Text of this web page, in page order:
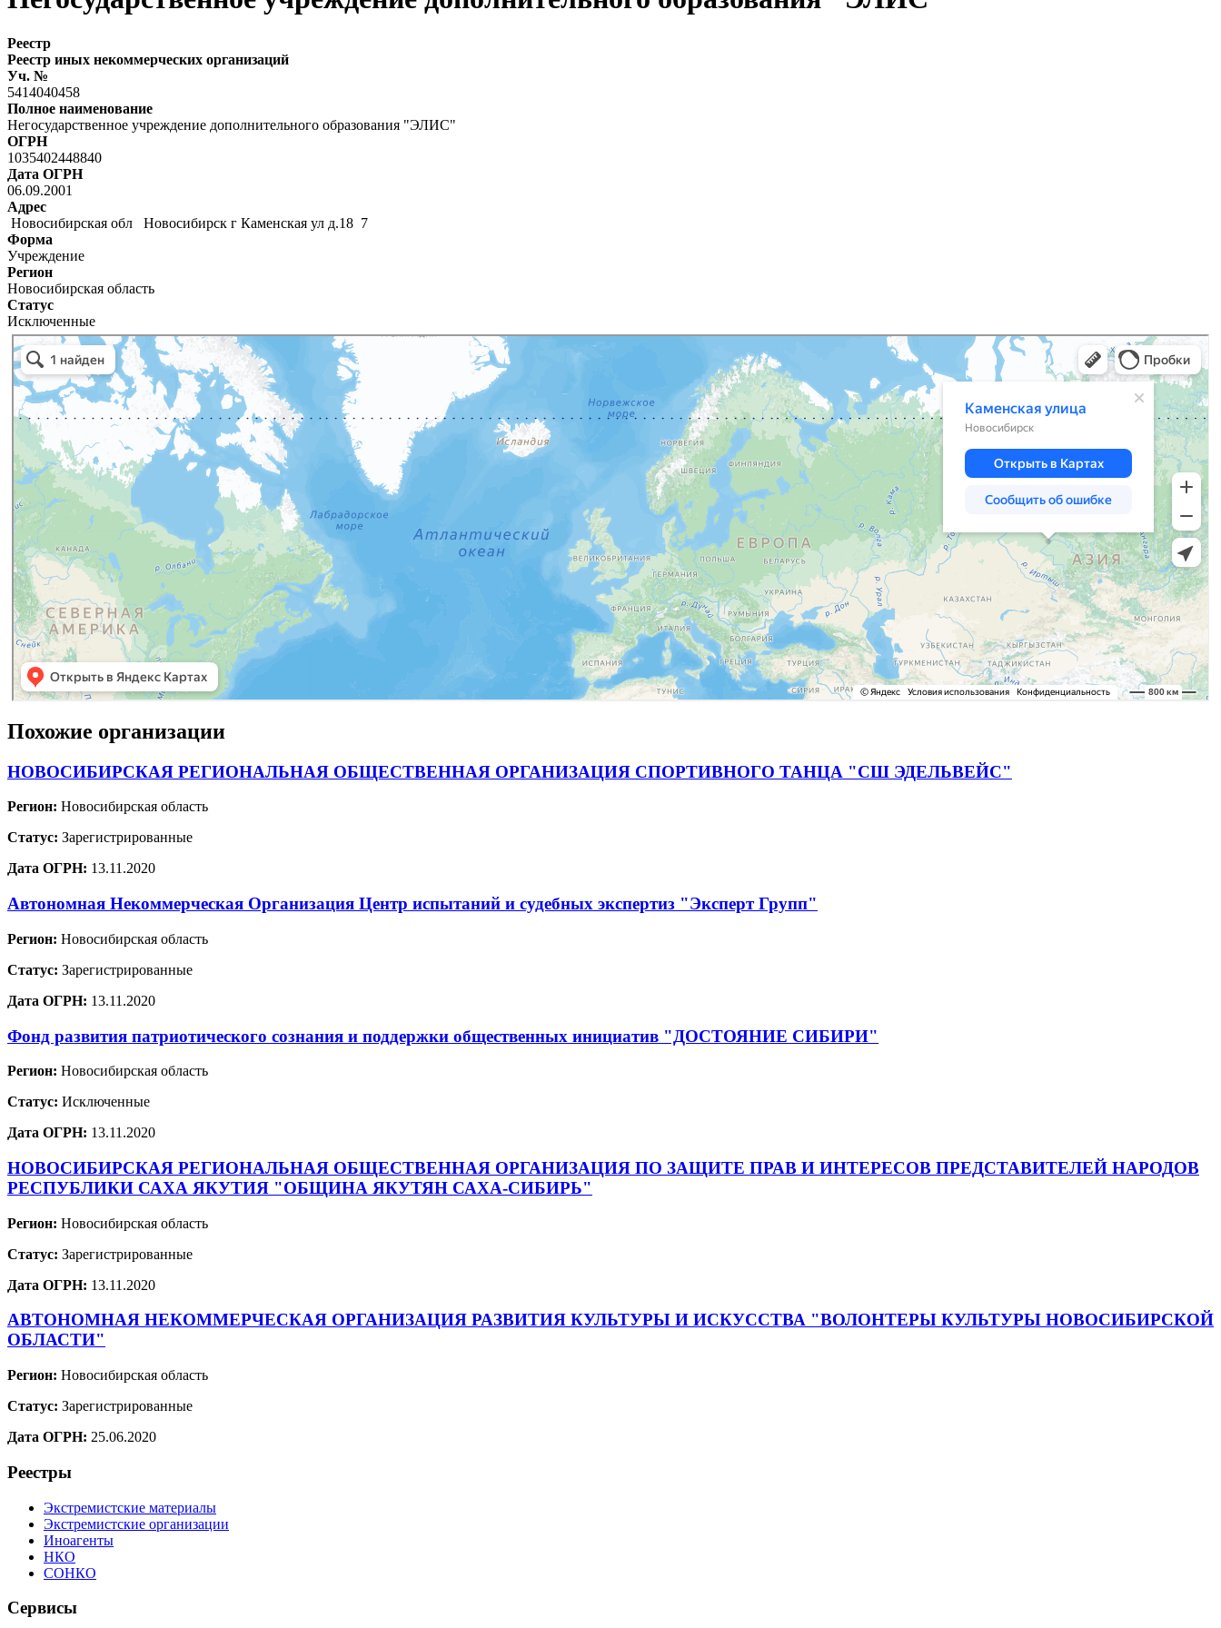
Реестр
Реестр иных некоммерческих организаций
Уч. №
5414040458
Полное наименование
Негосударственное учреждение дополнительного образования "ЭЛИС"
ОГРН
1035402448840
Дата ОГРН
06.09.2001
Адрес
Новосибирская обл Новосибирск г Каменская ул д.18 7
Форма
Учреждение
Регион
Новосибирская область
Статус
Исключенные
Похожие организации
НОВОСИБИРСКАЯ РЕГИОНАЛЬНАЯ ОБЩЕСТВЕННАЯ ОРГАНИЗАЦИЯ СПОРТИВНОГО ТАНЦА "СШ ЭДЕЛЬВЕЙС"
Регион: Новосибирская область
Статус: Зарегистрированные
Дата ОГРН: 13.11.2020
Автономная Некоммерческая Организация Центр испытаний и судебных экспертиз "Эксперт Групп"
Регион: Новосибирская область
Статус: Зарегистрированные
Дата ОГРН: 13.11.2020
Фонд развития патриотического сознания и поддержки общественных инициатив "ДОСТОЯНИЕ СИБИРИ"
Регион: Новосибирская область
Статус: Исключенные
Дата ОГРН: 13.11.2020
НОВОСИБИРСКАЯ РЕГИОНАЛЬНАЯ ОБЩЕСТВЕННАЯ ОРГАНИЗАЦИЯ ПО ЗАЩИТЕ ПРАВ И ИНТЕРЕСОВ ПРЕДСТАВИТЕЛЕЙ НАРОДОВ
РЕСПУБЛИКИ САХА ЯКУТИЯ "ОБЩИНА ЯКУТЯН САХА-СИБИРЬ"
Регион: Новосибирская область
Статус: Зарегистрированные
Дата ОГРН: 13.11.2020
АВТОНОМНАЯ НЕКОММЕРЧЕСКАЯ ОРГАНИЗАЦИЯ РАЗВИТИЯ КУЛЬТУРЫ И ИСКУССТВА "ВОЛОНТЕРЫ КУЛЬТУРЫ НОВОСИБИРСКОЙ
ОБЛАСТИ"
Регион: Новосибирская область
Статус: Зарегистрированные
Дата ОГРН: 25.06.2020
Реестры
Экстремистские материалы
Экстремистские организации
Иноагенты
НКО
СОНКО
Сервисы